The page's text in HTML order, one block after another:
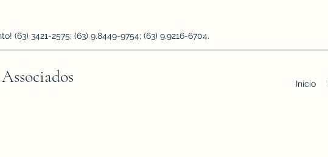
3421-2575; (63) 9.8449-9754; (63) 9.9216-6704.
Início